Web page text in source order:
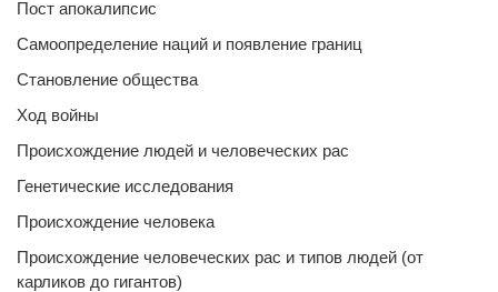
Пост апокалипсис
Самоопределение наций и появление границ
Становление общества
Ход войны
Происхождение людей и человеческих рас
Генетические исследования
Происхождение человека
Происхождение человеческих рас и типов людей (от
карликов до гигантов)